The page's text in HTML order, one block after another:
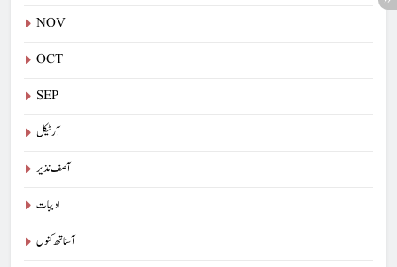
NOV
OCT
SEP
آرٹیکل
آصف نذیر
ادیبات
آسناتھ کنول